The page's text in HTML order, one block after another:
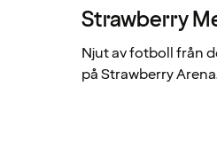
Strawberry
Njut av fotboll från
på Strawberry